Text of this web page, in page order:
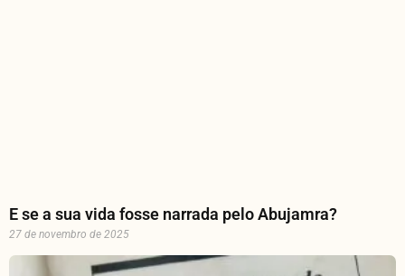
E se a sua vida fosse narrada pelo Abujamra?
27 de novembro de 2025